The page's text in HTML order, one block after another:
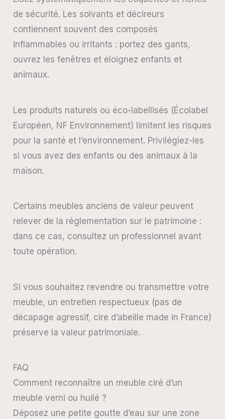
de sécurité. Les solvants et décireurs
contiennent souvent des composés
inflammables ou irritants : portez des gants,
ouvrez les fenêtres et éloignez enfants et
animaux.
Les produits naturels ou éco-labellisés (Écolabel
Européen, NF Environnement) limitent les risques
pour la santé et l’environnement. Privilégiez-les
si vous avez des enfants ou des animaux à la
maison.
Certains meubles anciens de valeur peuvent
relever de la réglementation sur le patrimoine :
dans ce cas, consultez un professionnel avant
toute opération.
Si vous souhaitez revendre ou transmettre votre
meuble, un entretien respectueux (pas de
décapage agressif, cire d’abeille made in France)
préserve la valeur patrimoniale.
FAQ
Comment reconnaître un meuble ciré d’un
meuble verni ou huilé ?
Déposez une petite goutte d’eau sur une zone